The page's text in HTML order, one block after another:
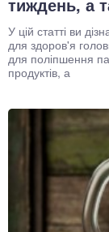
У цій статті ви
для здоров'я
для поліпшення
продуктів, а